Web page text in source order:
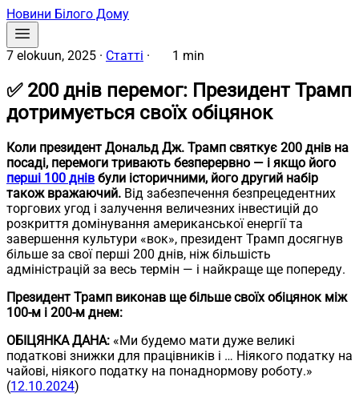
Новини Білого Дому
7 elokuun, 2025 · Статті · 1 min
✅ 200 днів перемог: Президент Трамп
дотримується своїх обіцянок
Коли президент Дональд Дж. Трамп святкує 200 днів на
посаді, перемоги тривають безперервно — і якщо його
перші 100 днів були історичними, його другий набір
також вражаючий. Від забезпечення безпрецедентних
торгових угод і залучення величезних інвестицій до
розкриття домінування американської енергії та
завершення культури «вок», президент Трамп досягнув
більше за свої перші 200 днів, ніж більшість
адміністрацій за весь термін — і найкраще ще попереду.
Президент Трамп виконав ще більше своїх обіцянок між
100-м і 200-м днем:
ОБІЦЯНКА ДАНА: «Ми будемо мати дуже великі
податкові знижки для працівників і … Ніякого податку на
чайові, ніякого податку на понаднормову роботу.»
(12.10.2024)